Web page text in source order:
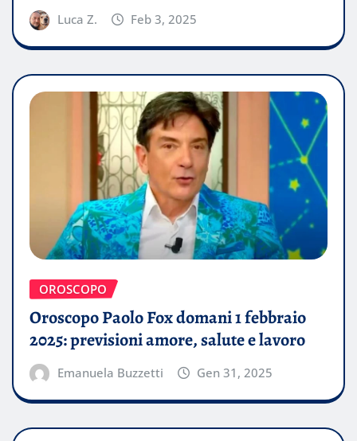
Luca Z. Feb 3, 2025
OROSCOPO
Oroscopo Paolo Fox domani 1 febbraio
2025: previsioni amore, salute e lavoro
Emanuela Buzzetti Gen 31, 2025